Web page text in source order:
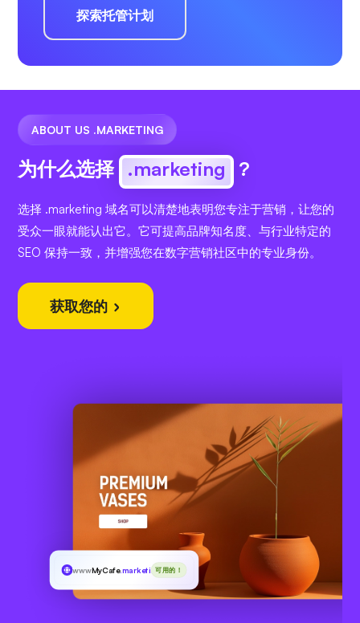
探索托管计划
ABOUT US .MARKETING
为什么选择 .marketing ?
选择 .marketing 域名可以清楚地表明您专注于营销，让您的
受众一眼就能认出它。它可提高品牌知名度、与行业特定的
SEO 保持一致，并增强您在数字营销社区中的专业身份。
获取您的
wwwMyCafe.marketing可用的！